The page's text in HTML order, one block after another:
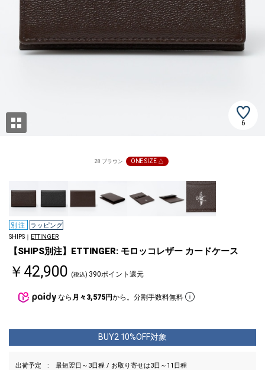
6
28 ブラウン ONE SIZE △
別注 ラッピング
SHIPS｜ ETTINGER
【SHIPS別注】ETTINGER: モロッコレザー カードケース
￥42,900 (税込) 390ポイント還元
なら 月々3,575円から。分割手数料無料
BUY2 10%OFF対象
出荷予定
最短翌日～3日程 / お取り寄せは3日～11日程